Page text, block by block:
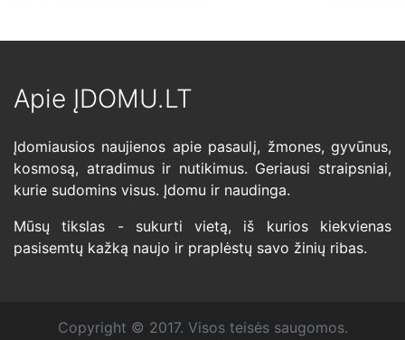
Apie ĮDOMU.LT
Įdomiausios naujienos apie pasaulį, žmones, gyvūnus,
kosmosą, atradimus ir nutikimus. Geriausi straipsniai,
kurie sudomins visus. Įdomu ir naudinga.
Mūsų tikslas - sukurti vietą, iš kurios kiekvienas
pasisemtų kažką naujo ir praplėstų savo žinių ribas.
Copyright © 2017. Visos teisės saugomos.